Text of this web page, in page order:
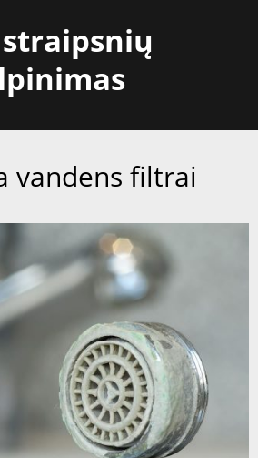
straipsnių
vandens filtrai